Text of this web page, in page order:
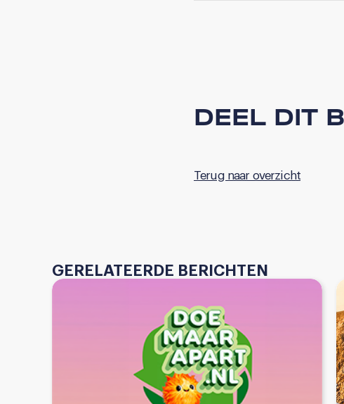
DEEL DIT
Terug naar overzicht
GERELATEERDE BERICHTEN